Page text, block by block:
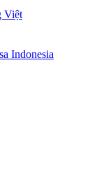
Việt
Indonesia